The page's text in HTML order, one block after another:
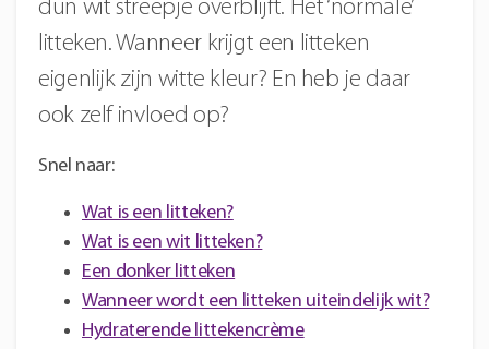
dun wit streepje overblijft. Het ‘normale’
litteken. Wanneer krijgt een litteken
eigenlijk zijn witte kleur? En heb je daar
ook zelf invloed op?
Snel naar:
Wat is een litteken?
Wat is een wit litteken?
Een donker litteken
Wanneer wordt een litteken uiteindelijk wit?
Hydraterende littekencrème